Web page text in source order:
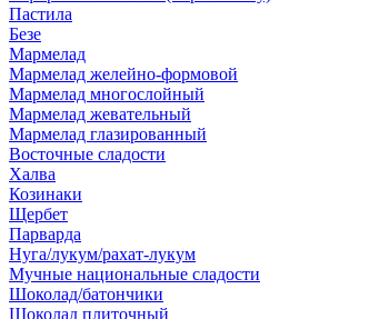
Пастила
Безе
Мармелад
Мармелад желейно-формовой
Мармелад многослойный
Мармелад жевательный
Мармелад глазированный
Восточные сладости
Халва
Козинаки
Щербет
Парварда
Нуга/лукум/рахат-лукум
Мучные национальные сладости
Шоколад/батончики
Шоколад плиточный